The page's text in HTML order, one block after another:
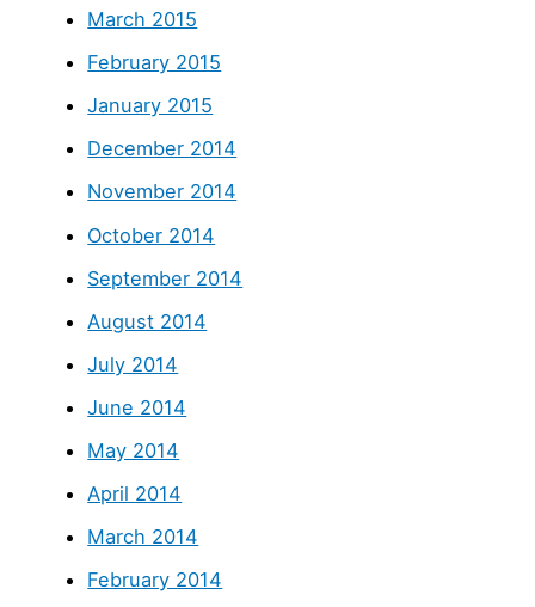
March 2015
February 2015
January 2015
December 2014
November 2014
October 2014
September 2014
August 2014
July 2014
June 2014
May 2014
April 2014
March 2014
February 2014